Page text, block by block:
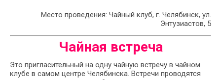
Место проведения: Чайный клуб, г. Челябинск, ул.
Энтузиастов, 5
Чайная встреча
Это пригласительный на одну чайную встречу в чайном
клубе в самом центре Челябинска. Встречи проводятся